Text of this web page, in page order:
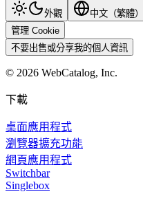
外觀
中文（繁體）
管理 Cookie
不要出售或分享我的個人資訊
© 2026 WebCatalog, Inc.
下載
桌面應用程式
瀏覽器擴充功能
網頁應用程式
Switchbar
Singlebox